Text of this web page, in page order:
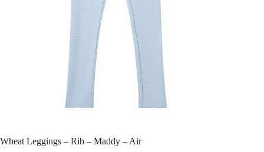
Wheat Leggings – Rib – Maddy – Air